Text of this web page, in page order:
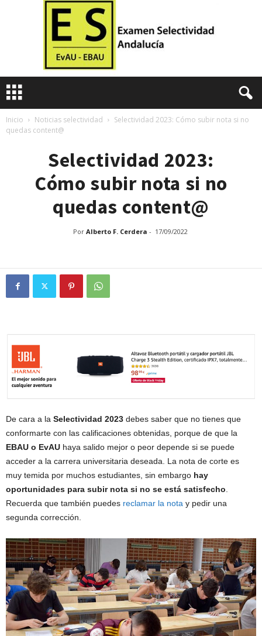
a
t
Inicio Noticias selectividad
Selectividad 2023: Cómo subir nota si no
quedas content@
Selectividad 2023:
Cómo subir nota si no
quedas content@
Por Alberto F. Cerdera - 17/09/2022
De cara a la Selectividad 2023 debes saber que no tienes que
conformarte con las calificaciones obtenidas, porque de que la
EBAU o EvAU haya salido mejor o peor depende si se puede
acceder a la carrera universitaria deseada. La nota de corte es
muy temida por muchos estudiantes, sin embargo hay
oportunidades para subir nota si no se está satisfecho
Recuerda que también puedes reclamar la nota y pedir una
segunda corrección.